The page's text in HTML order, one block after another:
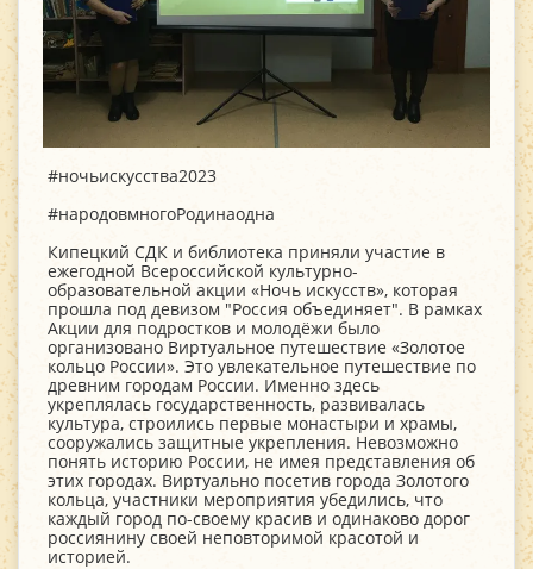
#ночьискусства2023
#народовмногоРодинаодна
Кипецкий СДК и библиотека приняли участие в
ежегодной Всероссийской культурно-
образовательной акции «Ночь искусств», которая
прошла под девизом "Россия объединяет". В рамках
Акции для подростков и молодёжи было
организовано Виртуальное путешествие «Золотое
кольцо России». Это увлекательное путешествие по
древним городам России. Именно здесь
укреплялась государственность, развивалась
культура, строились первые монастыри и храмы,
сооружались защитные укрепления. Невозможно
понять историю России, не имея представления об
этих городах. Виртуально посетив города Золотого
кольца, участники мероприятия убедились, что
каждый город по-своему красив и одинаково дорог
россиянину своей неповторимой красотой и
историей.